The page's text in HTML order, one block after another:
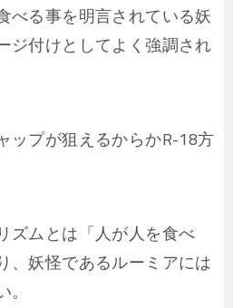
べる事を明言されている妖
ジ付けとしてよく強調され
ップが狙えるからかR-18方
ズムとは「人が人を食べ
、妖怪であるルーミアには